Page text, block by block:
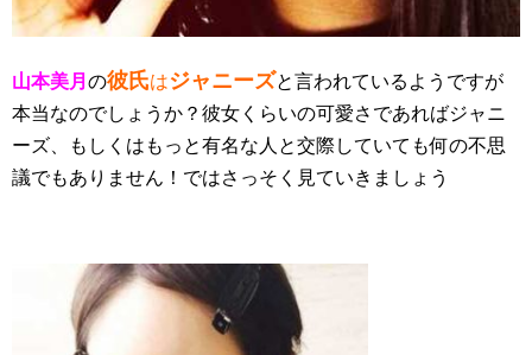
山本美月 の彼氏はジャニーズと言われているようですが
本当なのでしょうか？彼女くらいの可愛さであればジャニ
ーズ、もしくはもっと有名な人と交際していても何の不思
議でもありません！ではさっそく見ていきましょう